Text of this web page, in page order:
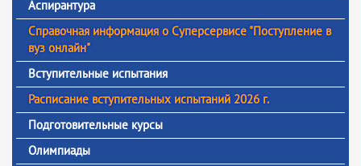
Аспирантура
Справочная информация о Суперсервисе "Поступление в
вуз онлайн"
Вступительные испытания
Расписание вступительных испытаний 2026 г.
Подготовительные курсы
Олимпиады